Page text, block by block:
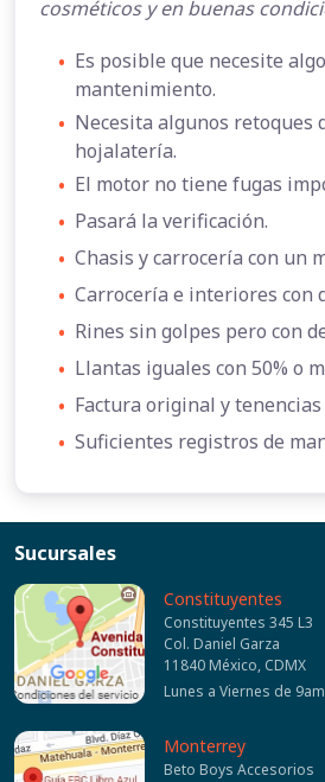
cosméticos y en buenas
• Es posible que necesite
mantenimiento.
• Necesita algunos retoques
hojalatería.
• El motor no tiene fugas
• Pasará la verificación.
• Chasis y carrocería con un
• Carrocería e interiores con
• Rines sin golpes pero con
• Llantas iguales con 50% o
• Factura original y tenencias
• Suficientes registros de
Sucursales
Constituyentes
Constituyentes 345 L3
Col. Daniel Garza
11840 México, CDMX
Lunes a Viernes de
Monterrey
Beto Boys Accesorios